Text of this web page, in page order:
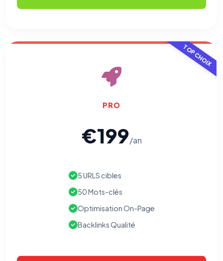
TOP CHOIX
PRO
€199/an
5 URLS cibles
50 Mots-clés
Optimisation On-Page
Backlinks Qualité
traçants (Art. 82 loi Informatique et Libertés ; recommandation CNIL
pixels 2026 / FAQ juillet 2026).Ce suivi n'est pas géré par ce
(cadre distinct du site web). Pour vous y
vous opposer à ce suivi ») — sans vous désinscrire des envois — ou
contact@logicielreferencement.com